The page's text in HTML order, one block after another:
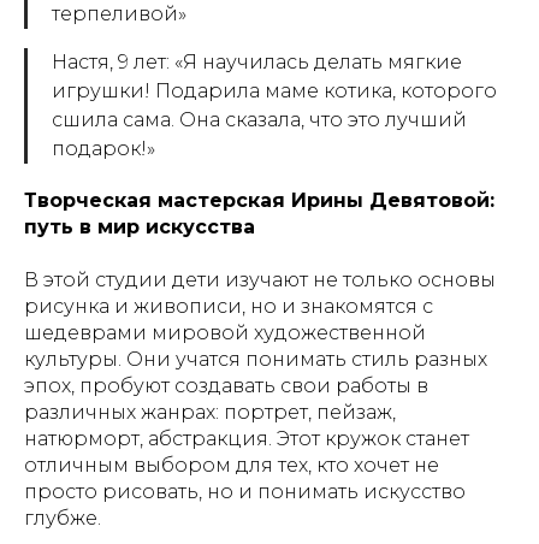
терпеливой»
Настя, 9 лет: «Я научилась делать мягкие
игрушки! Подарила маме котика, которого
сшила сама. Она сказала, что это лучший
подарок!»
Творческая мастерская Ирины Девятовой:
путь в мир искусства
В этой студии дети изучают не только основы
рисунка и живописи, но и знакомятся с
шедеврами мировой художественной
культуры. Они учатся понимать стиль разных
эпох, пробуют создавать свои работы в
различных жанрах: портрет, пейзаж,
натюрморт, абстракция. Этот кружок станет
отличным выбором для тех, кто хочет не
просто рисовать, но и понимать искусство
глубже.